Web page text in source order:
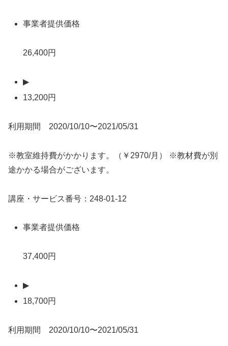
事業者提供価格
26,400円
▶
13,200円
利用期間 2020/10/10〜2021/05/31
※教室維持費がかかります。（￥2970/月） ※教材費が別
途かかる場合がございます。
講座・サービス番号：248-01-12
事業者提供価格
37,400円
▶
18,700円
利用期間 2020/10/10〜2021/05/31